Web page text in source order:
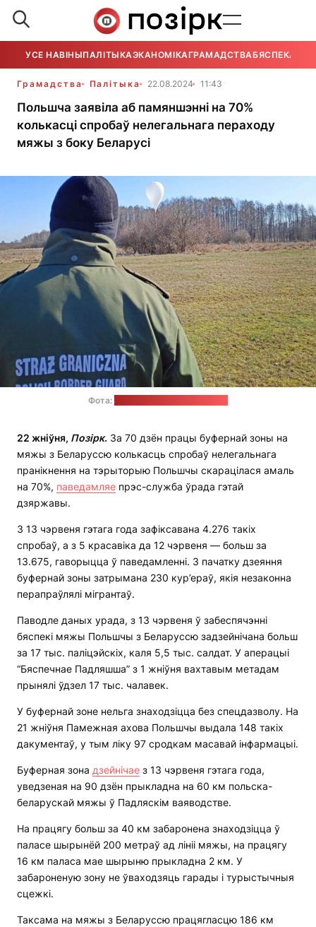
УСЕ НАВІНЫПАЛІТЫКАЭКАНОМІКАГРАМАДСТВАБЯСПЕКА
Грамадства Палітыка 22.08.2024 11:43
Польшча заявіла аб памяншэнні на 70%
колькасці спробаў нелегальнага пераходу
мяжы з боку Беларусі
Фота:
22 жніўня, Позірк. За 70 дзён працы буфернай зоны на
мяжы з Беларуссю колькасць спробаў нелегальнага
пранікнення на тэрыторыю Польшчы скарацілася амаль
на 70%, паведамляе прэс-служба ўрада гэтай
дзяржавы.
З 13 чэрвеня гэтага года зафіксавана 4.276 такіх
спробаў, а з 5 красавіка да 12 чэрвеня — больш за
13.675, гаворыцца ў паведамленні. З пачатку дзеяння
буфернай зоны затрымана 230 кур’ераў, якія незаконна
перапраўлялі мігрантаў.
Паводле даных урада, з 13 чэрвеня ў забеспячэнні
бяспекі мяжы Польшчы з Беларуссю задзейнічана больш
за 17 тыс. паліцэйскіх, каля 5,5 тыс. салдат. У аперацыі
“Бяспечнае Падляшша” з 1 жніўня вахтавым метадам
прынялі ўдзел 17 тыс. чалавек.
У буфернай зоне нельга знаходзіцца без спецдазволу. На
21 жніўня Памежная ахова Польшчы выдала 148 такіх
дакументаў, у тым ліку 97 сродкам масавай інфармацыі.
Буферная зона дзейнічае з 13 чэрвеня гэтага года,
уведзеная на 90 дзён прыкладна на 60 км польска-
беларускай мяжы ў Падляскім ваяводстве.
На працягу больш за 40 км забаронена знаходзіцца ў
паласе шырынёй 200 метраў ад лініі мяжы, на працягу
16 км паласа мае шырыню прыкладна 2 км. У
забароненую зону не ўваходзяць гарады і турыстычныя
сцежкі.
Таксама на мяжы з Беларуссю працягласцю 186 км